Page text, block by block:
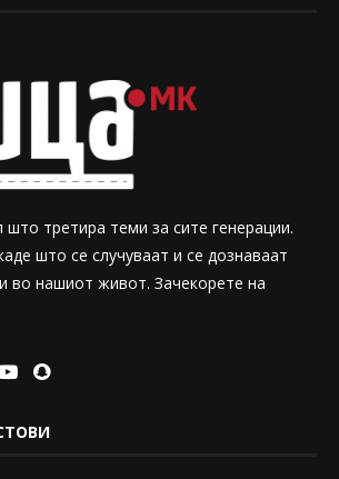
третира теми за сите генерации.
што се случуваат и се дознаваат
во нашиот живот. Зачекорете на